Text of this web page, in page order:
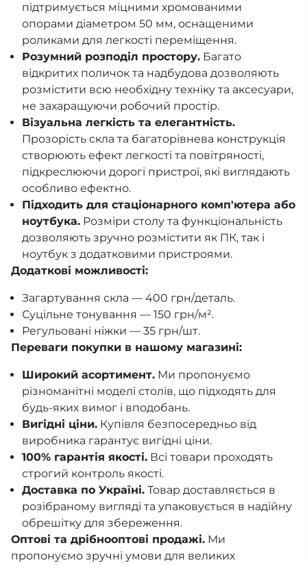
підтримується міцними хромованими
опорами діаметром 50 мм, оснащеними
роликами для легкості переміщення.
Розумний розподіл простору. Багато
відкритих поличок та надбудова дозволяють
розмістити всю необхідну техніку та аксесуари,
не захаращуючи робочий простір.
Візуальна легкість та елегантність.
Прозорість скла та багаторівнева конструкція
створюють ефект легкості та повітряності,
підкреслюючи дорогі пристрої, які виглядають
особливо ефектно.
Підходить для стаціонарного комп'ютера або
ноутбука. Розміри столу та функціональність
дозволяють зручно розмістити як ПК, так і
ноутбук з додатковими пристроями.
Додаткові можливості:
Загартування скла — 400 грн/деталь.
Суцільне тонування — 150 грн/м².
Регульовані ніжки — 35 грн/шт.
Переваги покупки в нашому магазині:
Широкий асортимент. Ми пропонуємо
різноманітні моделі столів, що підходять для
будь-яких вимог і вподобань.
Вигідні ціни. Купівля безпосередньо від
виробника гарантує вигідні ціни.
100% гарантія якості. Всі товари проходять
строгий контроль якості.
Доставка по Україні. Товар доставляється в
розібраному вигляді та упаковується в надійну
обрешітку для збереження.
Оптові та дрібнооптові продажі. Ми
пропонуємо зручні умови для великих